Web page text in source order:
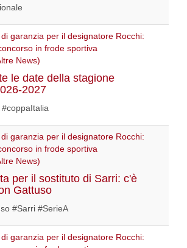
News)
le date della stagione
2027
News)
per il sostituto di Sarri: c'è
Gattuso
#Sarri #SerieA